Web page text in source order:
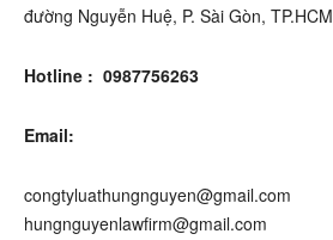
đường Nguyễn Huệ, P. Sài Gòn, TP.HCM
Hotline : 0987756263
Email:
congtyluathungnguyen@gmail.com
hungnguyenlawfirm@gmail.com